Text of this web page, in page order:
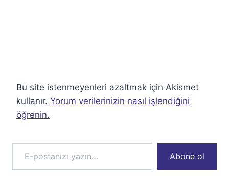
Bu site istenmeyenleri azaltmak için Akismet
kullanır. Yorum verilerinizin nasıl işlendiğini
öğrenin.
E-postanızı yazın…
Abone ol